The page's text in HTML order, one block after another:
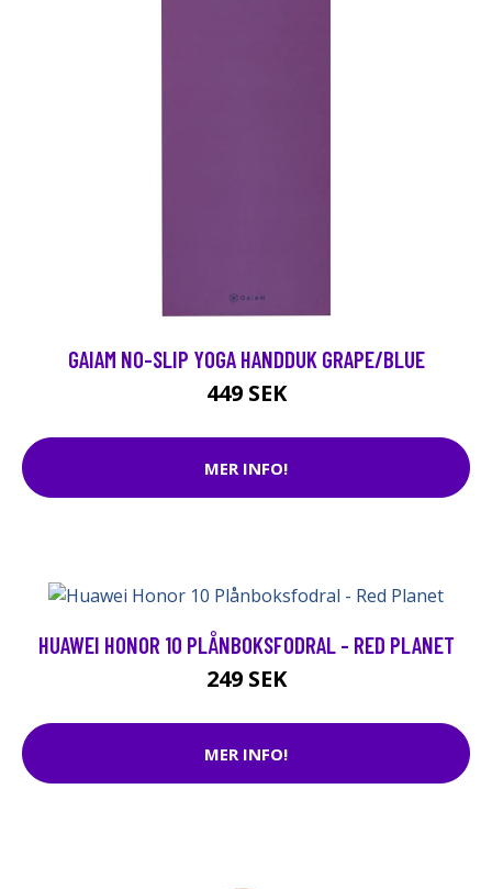
GAIAM NO-SLIP YOGA HANDDUK GRAPE/BLUE
449 SEK
MER INFO!
HUAWEI HONOR 10 PLÅNBOKSFODRAL - RED PLANET
249 SEK
MER INFO!